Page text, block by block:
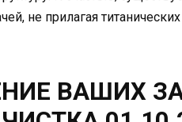
не прилагая
ВАШИХ